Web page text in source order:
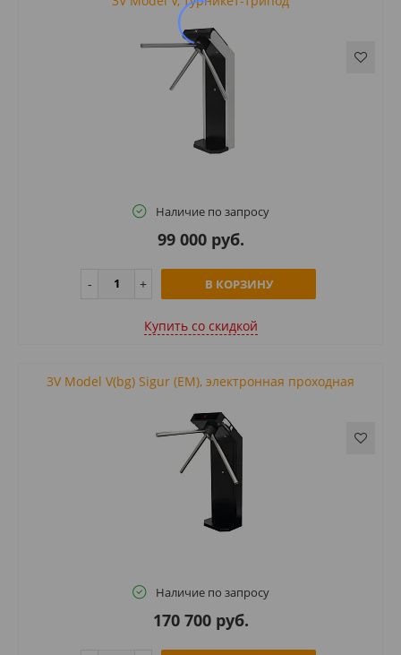
Наличие по запросу
99 000 руб.
В КОРЗИНУ
Купить cо скидкой
3V Model V(bg) Sigur (EM), электронная проходная
Наличие по запросу
170 700 руб.